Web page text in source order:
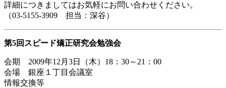
詳細につきましてはお気軽にお問い合わせください。
（03-5155-3909 担当：深谷）
第5回スピード矯正研究会勉強会
会期 2009年12月3日（木）18：30～21：00
会場 銀座１丁目会議室
情報交換等